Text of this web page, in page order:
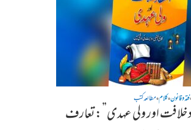
فقہ وقانون•کلام•مطالعہ کتب
خلافت اور ولی عہدی”: تعارف